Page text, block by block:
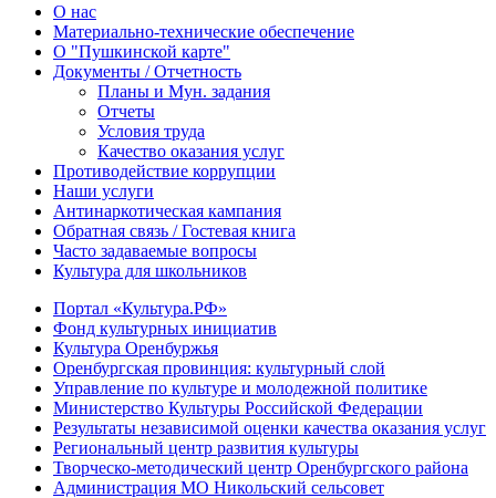
О нас
Материально-технические обеспечение
О "Пушкинской карте"
Документы / Отчетность
Планы и Мун. задания
Отчеты
Условия труда
Качество оказания услуг
Противодействие коррупции
Наши услуги
Антинаркотическая кампания
Обратная связь / Гостевая книга
Часто задаваемые вопросы
Культура для школьников
Портал «Культура.РФ»
Фонд культурных инициатив
Культура Оренбуржья
Оренбургская провинция: культурный слой
Управление по культуре и молодежной политике
Министерство Культуры Российской Федерации
Результаты независимой оценки качества оказания услуг
Региональный центр развития культуры
Творческо-методический центр Оренбургского района
Администрация МО Никольский сельсовет